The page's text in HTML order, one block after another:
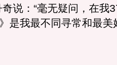
说：“毫无疑问，在我
是我最不同寻常和最美